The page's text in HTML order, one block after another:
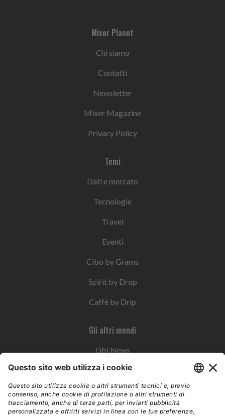
Mixer Planet
Chi siamo
Contatti
Newsletter
Mixer Magazine
Privacy Policy
Temi
Dati e mercato
Tecnologie
Travel
Eventi
Cibo by Grams
Spirit by Drop
Caffè by Drip
Gli altri mondi
Gbi News
Instoremag
Esplora il gruppo